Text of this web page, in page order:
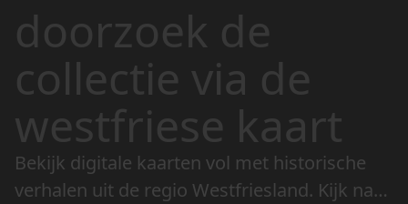
doorzoek de
collectie via de
westfriese kaart
Bekijk digitale kaarten vol met historische
verhalen uit de regio Westfriesland. Kijk naar